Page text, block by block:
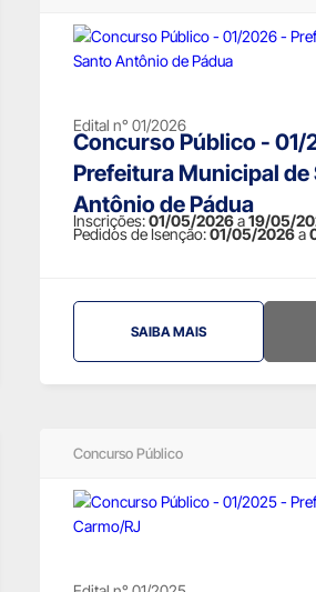
Edital n° 01/2026
Concurso Público - 01/
Prefeitura Municipal de
Antônio de Pádua
Inscrições:01/05/2026a19/05/
Pedidos de Isenção:01/05/2026a
SAIBA MAIS
Concurso Público